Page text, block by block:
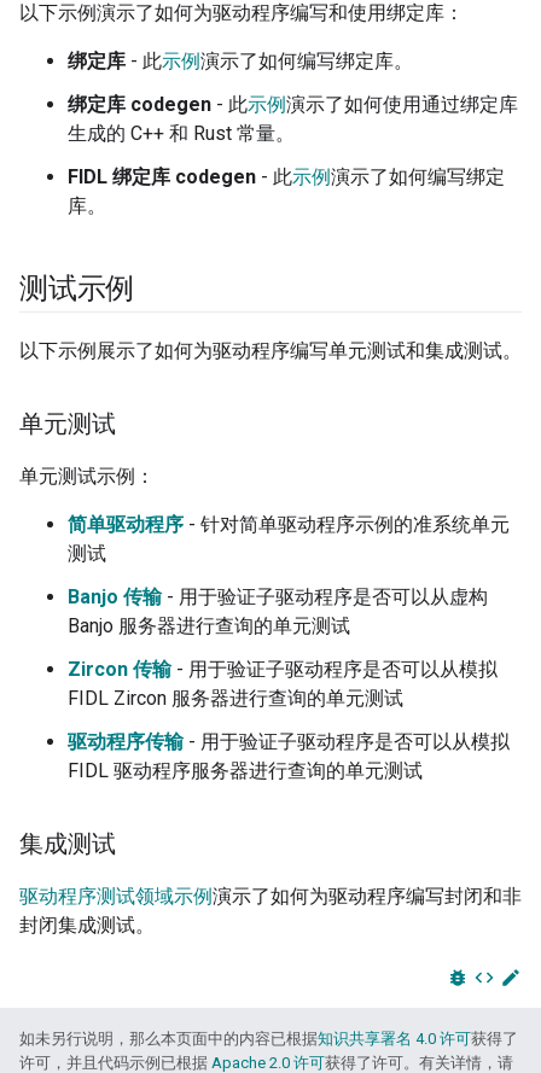
以下示例演示了如何为驱动程序编写和使用绑定库：
绑定库 - 此示例演示了如何编写绑定库。
绑定库 codegen - 此示例演示了如何使用通过绑定库
生成的 C++ 和 Rust 常量。
FIDL 绑定库 codegen - 此示例演示了如何编写绑定
库。
测试示例
以下示例展示了如何为驱动程序编写单元测试和集成测试。
单元测试
单元测试示例：
简单驱动程序 - 针对简单驱动程序示例的准系统单元
测试
Banjo 传输- 用于验证子驱动程序是否可以从虚构
Banjo 服务器进行查询的单元测试
Zircon 传输- 用于验证子驱动程序是否可以从模拟
FIDL Zircon 服务器进行查询的单元测试
驱动程序传输- 用于验证子驱动程序是否可以从模拟
FIDL 驱动程序服务器进行查询的单元测试
集成测试
驱动程序测试领域示例演示了如何为驱动程序编写封闭和非
封闭集成测试。
bug_report code edit
如未另行说明，那么本页面中的内容已根据知识共享署名 4.0 许可获得了
许可，并且代码示例已根据 Apache 2.0 许可获得了许可。有关详情，请